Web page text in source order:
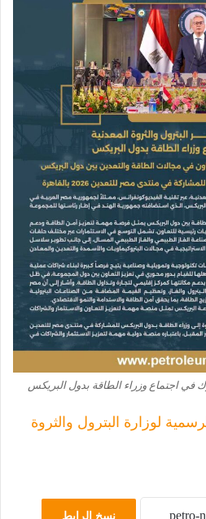
في اجتماع وزراء الطاقة بدول البريكس
لوزارة البترول والثروة
نسخ الرابط